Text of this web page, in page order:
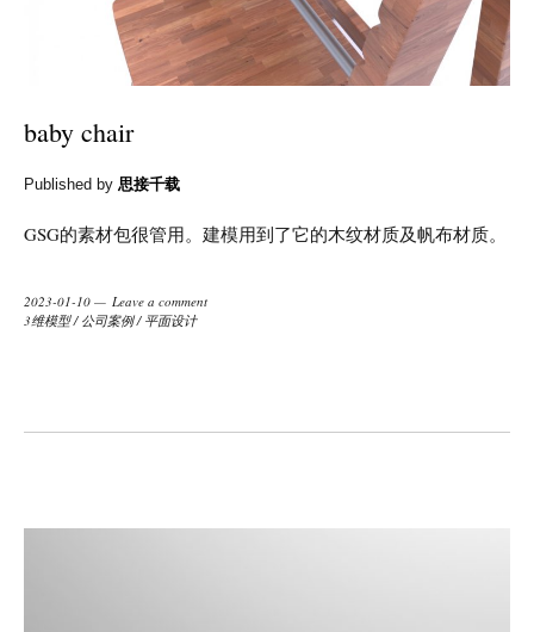
baby chair
Published by 思接千载
GSG的素材包很管用。建模用到了它的木纹材质及帆布材质。
2023-01-10
Leave a comment
3维模型/ 公司案例/ 平面设计